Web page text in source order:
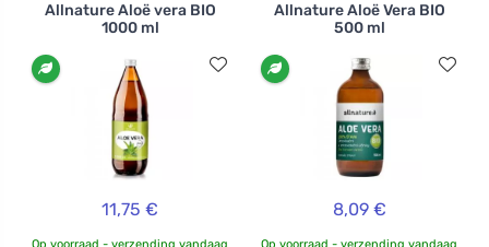
Allnature Aloë vera BIO
1000 ml
11,75 €
Allnature Aloë Vera BIO
500 ml
8,09 €